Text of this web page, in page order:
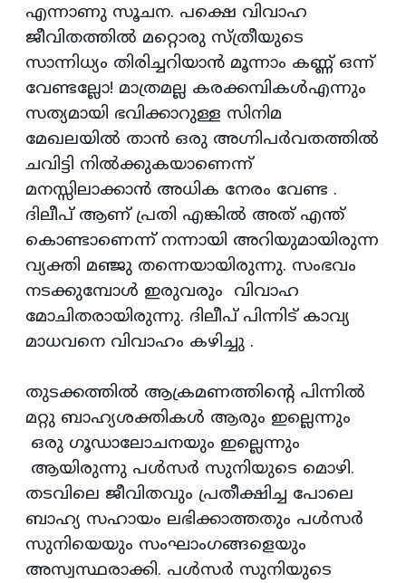
എന്നാണു സൂചന. പക്ഷെ വിവാഹ
ജീവിതത്തില്‍ മറ്റൊരു സ്ത്രീയുടെ
സാന്നിധ്യം തിരിച്ചറിയാന്‍ മൂന്നാം കണ്ണ് ഒന്ന്
വേണ്ടല്ലോ! മാത്രമല്ല കരക്കമ്പികള്‍എന്നും
സത്യമായി ഭവിക്കാറുള്ള സിനിമ
മേഖലയില്‍ താന്‍ ഒരു അഗ്നിപര്‍വതത്തില്‍
ചവിട്ടി നില്‍ക്കുകയാണെന്ന്
മനസ്സിലാക്കാന്‍ അധിക നേരം വേണ്ട .
ദിലീപ് ആണ് പ്രതി എങ്കില്‍ അത് എന്ത്
കൊണ്ടാണെന്ന് നന്നായി അറിയുമായിരുന്ന
വ്യക്തി മഞ്ജു തന്നെയായിരുന്നു. സംഭവം
നടക്കുമ്പോള്‍ ഇരുവരും വിവാഹ
മോചിതരായിരുന്നു. ദിലീപ് പിന്നിട് കാവ്യ
മാധവനെ വിവാഹം കഴിച്ചു .
തുടക്കത്തില്‍ ആക്രമണത്തിന്റെ പിന്നില്‍
മറ്റു ബാഹ്യശക്തികള്‍ ആരും ഇല്ലെന്നും
ഒരു ഗൂഡാലോചനയും ഇല്ലെന്നും
ആയിരുന്നു പള്‍സര്‍ സുനിയുടെ മൊഴി.
തടവിലെ ജീവിതവും പ്രതീക്ഷിച്ച പോലെ
ബാഹ്യ സഹായം ലഭിക്കാത്തതും പള്‍സര്‍
സുനിയെയും സംഘാംഗങ്ങളെയും
അസ്വസ്ഥരാക്കി. പള്‍സര്‍ സുനിയുടെ